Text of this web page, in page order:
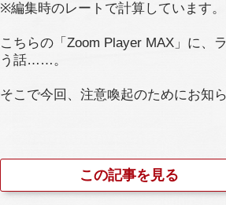
※編集時のレートで計算しています。
こちらの「Zoom Player MAX」に、
う話……。
そこで今回、注意喚起のためにお知
この記事を見る